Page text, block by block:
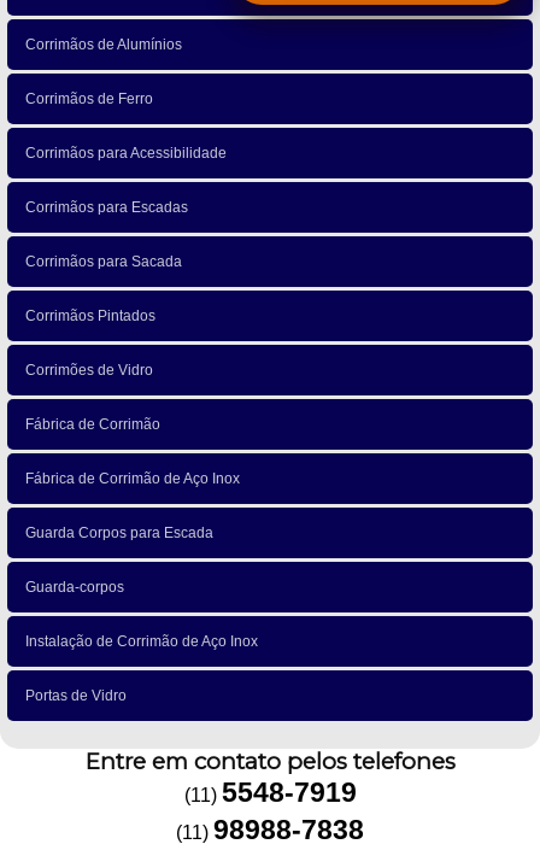
Corrimãos de Alumínios
Corrimãos de Ferro
Corrimãos para Acessibilidade
Corrimãos para Escadas
Corrimãos para Sacada
Corrimãos Pintados
Corrimões de Vidro
Fábrica de Corrimão
Fábrica de Corrimão de Aço Inox
Guarda Corpos para Escada
Guarda-corpos
Instalação de Corrimão de Aço Inox
Portas de Vidro
Entre em contato pelos telefones
(11) 5548-7919
(11) 98988-7838